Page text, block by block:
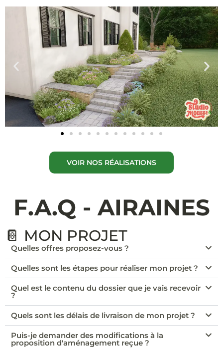
VOIR NOS RÉALISATIONS
F.A.Q - AIRAINES
📔 MON PROJET
Quelles offres proposez-vous ?
Quelles sont les étapes pour réaliser mon projet ?
Quel est le contenu du dossier que je vais recevoir
?
Quels sont les délais de livraison de mon projet ?
Puis-je demander des modifications à la
proposition d'aménagement reçue ?